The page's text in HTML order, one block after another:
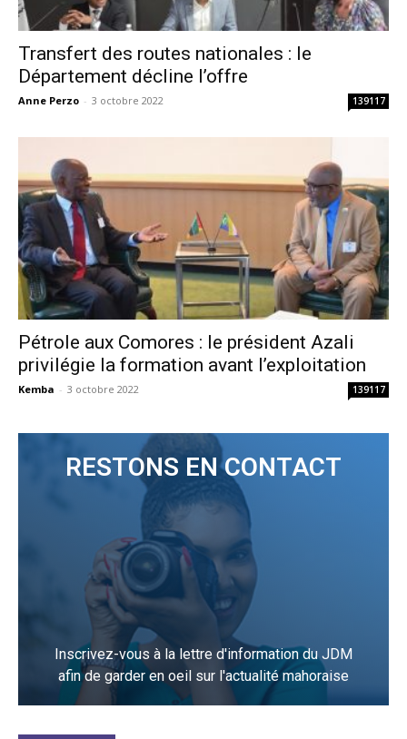
Transfert des routes nationales : le
Département décline l’offre
Anne Perzo - 3 octobre 2022 139117
Pétrole aux Comores : le président Azali
privilégie la formation avant l’exploitation
Kemba - 3 octobre 2022 139117
RESTONS EN CONTACT
Inscrivez-vous à la lettre d'information du JDM
afin de garder en oeil sur l'actualité mahoraise